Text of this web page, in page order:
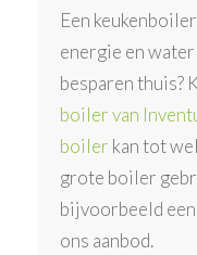
Een
energie en
besparen thuis?
boiler van
boiler kan tot
grote boiler
bijvoorbeeld
ons aanbod.